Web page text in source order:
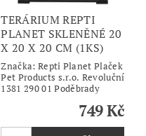
TERÁRIUM REPTI
PLANET SKLENĚNÉ 20
X 20 X 20 CM (1KS)
Značka: Repti Planet Plaček
Pet Products s.r.o. Revoluční
1381 290 01 Poděbrady
749 Kč